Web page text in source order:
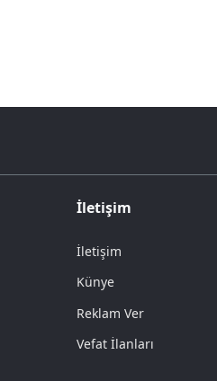
İletişim
İletişim
Künye
Reklam Ver
Vefat İlanları